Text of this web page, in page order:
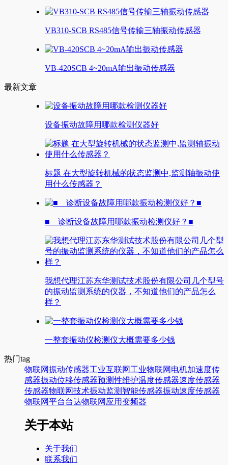
VB310-SCB RS485信号传输三轴振动传感器
VB-420SCB 4~20mA输出振动传感器
最新文章
设备振动故障用哪款检测仪器好
标题 在大型旋转机械的状态监测中,监测轴振动使
用什么传感器？
■ 诊断设备故障用哪款振动检测仪好？■
我想代理江苏东华测试技术股份有限公司几个型号
的振动监测系统的仪器，不知道他们的产品怎么
样？
一整套振动仪检测仪大概需要多少钱
热门tag
物联网振动传感器工业互联网 工业物联网 电机加速度传
感器振动位移传感器预测性维护温度传感器速度传感器
传感器物联网技术振动监测 智能传感器振动速度传感器
物联网平台台达物联网应用变频器
关于本站
关于我们
联系我们